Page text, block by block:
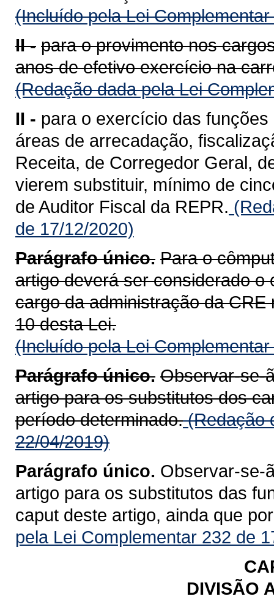
(Incluído pela Lei
II - para o provimento nos
anos de efetivo exercício na
(Redação dada pela Lei
II - para o exercício das
áreas de arrecadação,
Receita, de Corregedor Geral,
vierem substituir, mínimo de
de Auditor Fiscal da REPR.
de 17/12/2020)
Parágrafo único. Para o
artigo deverá ser considerado
cargo da administração da
10 desta Lei.
(Incluído pela Lei
Parágrafo único. Observar-se-
artigo para os substitutos dos
período determinado.(Redação
22/04/2019)
Parágrafo único. Observar-se-
artigo para os substitutos das
caput deste artigo, ainda que
pela Lei Complementar 232 de
DIVISÃO